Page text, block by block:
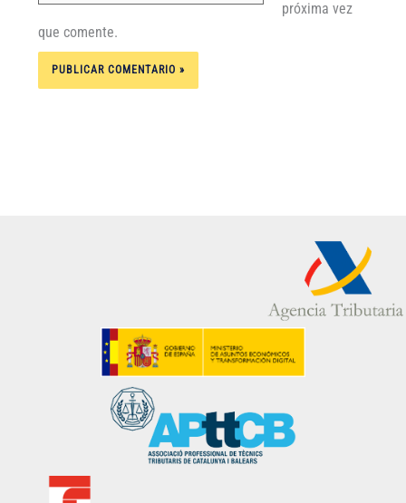
próxima vez
que comente.